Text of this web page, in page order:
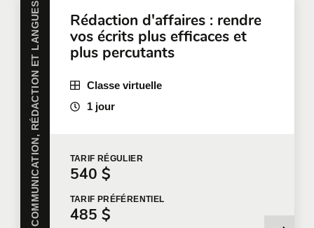
COMMUNICATION, RÉDACTION ET LANGUES Rédaction d'affaires : rendre
vos écrits plus efficaces et
plus percutants
Classe virtuelle
1 jour
TARIF RÉGULIER
540 $
TARIF PRÉFÉRENTIEL
485 $